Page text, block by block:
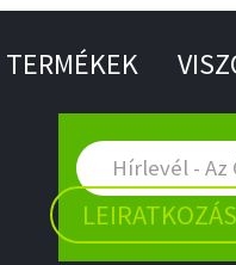
TERMÉKEK
LEIRATKOZÁS